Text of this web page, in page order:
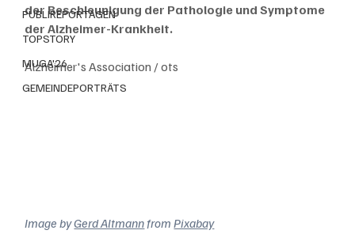
PUBLIREPORTAGEN
TOPSTORY
MUGA'26
GEMEINDEPORTRÄTS
der Beschleunigung der Pathologie und Symptome
der Alzheimer-Krankheit.
Alzheimer's Association / ots
Image by Gerd Altmann from Pixabay